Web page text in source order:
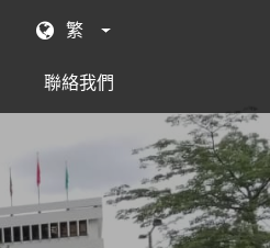
繁
聯絡我們